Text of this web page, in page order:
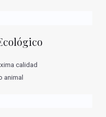
calidad
animal